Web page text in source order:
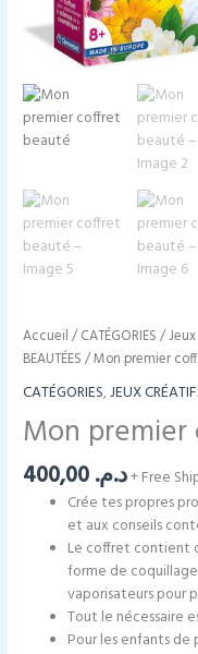
Accueil /CATÉGORIES /
BEAUTÉES / Mon premier
CATÉGORIES,JEUX
Mon
د.م.+ Free
Crée tes propres
et aux conseils
Le coffret contient
forme de
vaporisateurs pour
Tout le nécessaire
Pour les enfants de